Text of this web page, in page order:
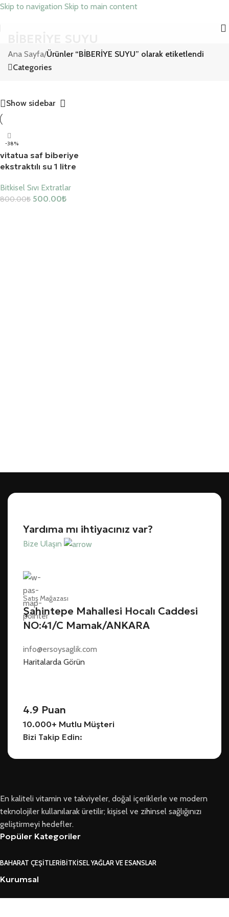
Skip to navigation Skip to main content
Ana Sayfa/Ürünler “BİBERİYE SUYU” olarak etiketlendi
Categories
Show sidebar
-38%
vitatua saf biberiye
ekstraktılı su 1 litre
Bitkisel Sıvı Extratlar
800.00₺ 500.00₺
Yardıma mı ihtiyacınız var?
Bize Ulaşın
Satış Mağazası
Şahintepe Mahallesi Hocalı Caddesi
NO:41/C Mamak/ANKARA
info@ersoysaglik.com
Haritalarda Görün
4.9 Puan
10.000+ Mutlu Müşteri
Bizi Takip Edin:
En kaliteli vitamin ve takviyeler, doğal içeriklerle ve modern
teknolojiler kullanılarak üretilir; kişisel ve zihinsel sağlığınızı
geliştirmeyi hedefler.
Popüler Kategoriler
BAHARAT ÇEŞITLERIBITKISEL YAĞLAR VE ESANSLAR
Kurumsal